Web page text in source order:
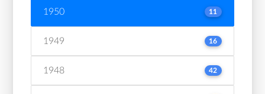
1950 11
1949 16
1948 42